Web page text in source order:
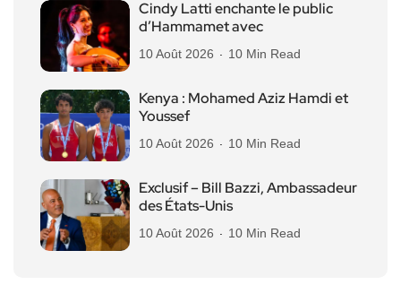
Cindy Latti enchante le public
d’Hammamet avec
10 Août 2026 10 Min Read
Kenya : Mohamed Aziz Hamdi et
Youssef
10 Août 2026 10 Min Read
Exclusif – Bill Bazzi, Ambassadeur
des États-Unis
10 Août 2026 10 Min Read